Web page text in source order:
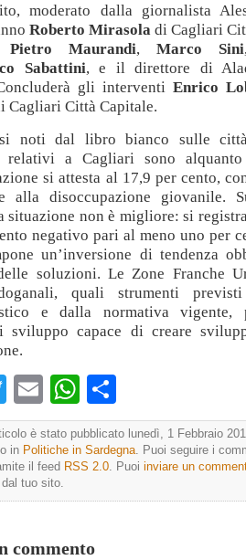
moderato dalla giornalista
Roberto Mirasola di Cagliari
Pietro Maurandi, Marco Sini
Sabattini, e il direttore di
gli interventi Enrico
Cagliari Città Capitale.
noti dal libro bianco sulle città
relativi a Cagliari sono
si attesta al 17,9 per cento,
alla disoccupazione giovanile.
situazione non è migliore: si
negativo pari al meno uno per
un’inversione di tendenza
soluzioni. Le Zone Franche
quali strumenti
e dalla normativa vigente,
sviluppo capace di creare
TwitterEmailWhatsApp
è stato pubblicato lunedì, 1 Febbraio
in Politiche in Sardegna. Puoi seguire i
il feed RSS 2.0. Puoi inviare un
dal tuo sito.
commento